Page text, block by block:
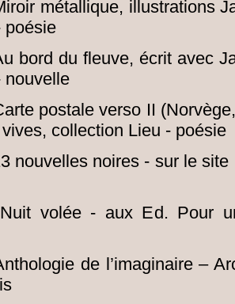
métallique, illustrations
poésie
bord du fleuve, écrit avec
nouvelle
postale verso II
collection Lieu - poésie
nouvelles noires - sur le site
volée - aux Ed. Pour
de l’imaginaire –